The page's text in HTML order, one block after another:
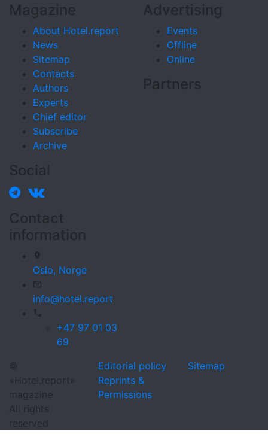
Magazine
About Hotel.report
News
Sitemap
Contacts
Authors
Experts
Chief editor
Subscribe
Archive
Advertising
Events
Offline
Online
Partners
Social
Contact
information
Oslo, Norge
info@hotel.report
+47 97 01 03
69
©
«Hotel.report»
magazine
All rights
reserved
Editorial policy
Reprints &
Permissions
Sitemap